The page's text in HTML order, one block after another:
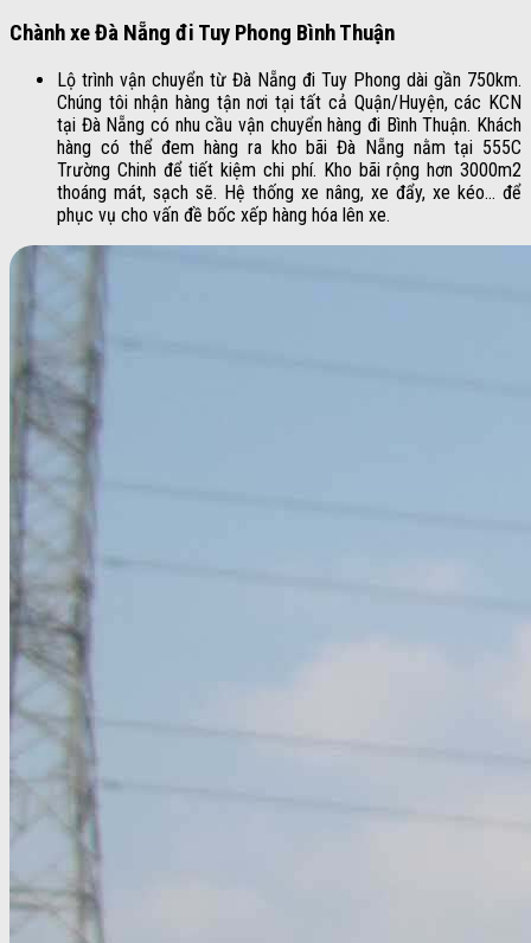
Chành xe Đà Nẵng đi Tuy Phong Bình Thuận
Lộ trình vận chuyển từ Đà Nẵng đi Tuy Phong dài gần 750km.
Chúng tôi nhận hàng tận nơi tại tất cả Quận/Huyện, các KCN
tại Đà Nẵng có nhu cầu vận chuyển hàng đi Bình Thuận. Khách
hàng có thể đem hàng ra kho bãi Đà Nẵng nằm tại 555C
Trường Chinh để tiết kiệm chi phí. Kho bãi rộng hơn 3000m2
thoáng mát, sạch sẽ. Hệ thống xe nâng, xe đẩy, xe kéo… để
phục vụ cho vấn đề bốc xếp hàng hóa lên xe.